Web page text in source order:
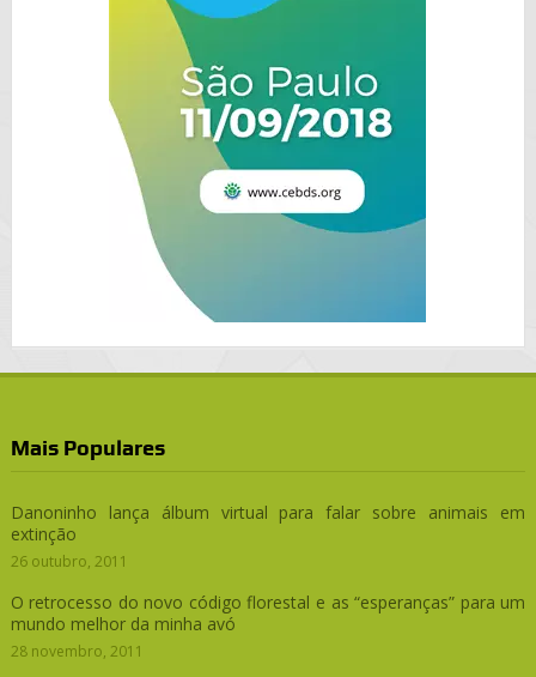
Mais Populares
Danoninho lança álbum virtual para falar sobre animais em
extinção
26 outubro, 2011
O retrocesso do novo código florestal e as “esperanças” para um
mundo melhor da minha avó
28 novembro, 2011